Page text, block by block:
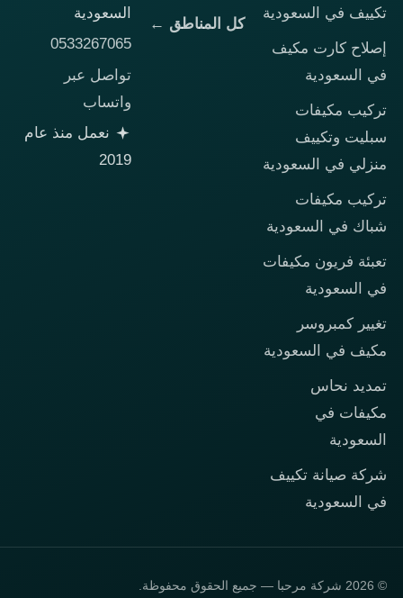
تكييف في السعودية
إصلاح كارت مكيف
في السعودية
تركيب مكيفات
سبليت وتكييف
منزلي في السعودية
تركيب مكيفات
شباك في السعودية
تعبئة فريون مكيفات
في السعودية
تغيير كمبروسر
مكيف في السعودية
تمديد نحاس
مكيفات في
السعودية
شركة صيانة تكييف
في السعودية
كل المناطق ←
السعودية
0533267065
تواصل عبر
واتساب
نعمل منذ عام
2019
© 2026 شركة مرحبا — جميع الحقوق محفوظة.